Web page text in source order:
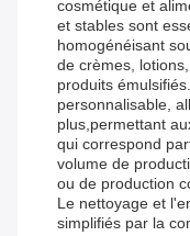
cosmétique et
et stables sont
homogénéisant
de crèmes,
produits
personnalisable,
plus,permettant
qui correspond
volume de
ou de production
Le nettoyage et
simplifiés par la